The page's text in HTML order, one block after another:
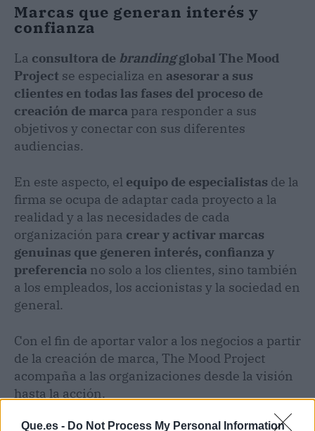
Que.es - Do Not Process My Personal Information
Marcas que generan interés y
confianza
La consultora de brandingglobal The Mood
Project se especializa en asesorar a sus
clientes en todas las fases del proceso de
creación de marca para responder a sus
objetivos y conectar con sus diferentes
audiencias.
En este aspecto, el equipo de especialistas de la
firma se ocupa de adaptar cada proyecto a la
realidad y a las necesidades de cada
organización para crear y activar marcas
genuinas que generen interés, confianza y
preferencia no solo a los clientes, sino también
a los empleados, los accionistas y la sociedad en
general.
Con el fin de aportar valor a los negocios a partir
de la creación de marca, The Mood Project
acompaña a las organizaciones desde la visión
hasta la acción.